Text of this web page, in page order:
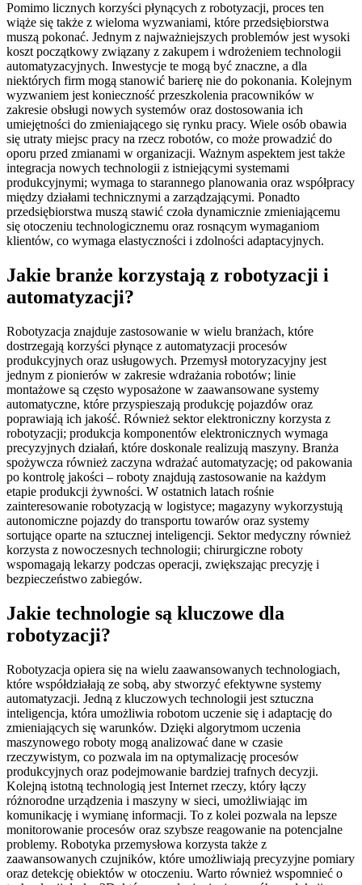
Pomimo licznych korzyści płynących z robotyzacji, proces ten
wiąże się także z wieloma wyzwaniami, które przedsiębiorstwa
muszą pokonać. Jednym z najważniejszych problemów jest wysoki
koszt początkowy związany z zakupem i wdrożeniem technologii
automatyzacyjnych. Inwestycje te mogą być znaczne, a dla
niektórych firm mogą stanowić barierę nie do pokonania. Kolejnym
wyzwaniem jest konieczność przeszkolenia pracowników w
zakresie obsługi nowych systemów oraz dostosowania ich
umiejętności do zmieniającego się rynku pracy. Wiele osób obawia
się utraty miejsc pracy na rzecz robotów, co może prowadzić do
oporu przed zmianami w organizacji. Ważnym aspektem jest także
integracja nowych technologii z istniejącymi systemami
produkcyjnymi; wymaga to starannego planowania oraz współpracy
między działami technicznymi a zarządzającymi. Ponadto
przedsiębiorstwa muszą stawić czoła dynamicznie zmieniającemu
się otoczeniu technologicznemu oraz rosnącym wymaganiom
klientów, co wymaga elastyczności i zdolności adaptacyjnych.
Jakie branże korzystają z robotyzacji i
automatyzacji?
Robotyzacja znajduje zastosowanie w wielu branżach, które
dostrzegają korzyści płynące z automatyzacji procesów
produkcyjnych oraz usługowych. Przemysł motoryzacyjny jest
jednym z pionierów w zakresie wdrażania robotów; linie
montażowe są często wyposażone w zaawansowane systemy
automatyczne, które przyspieszają produkcję pojazdów oraz
poprawiają ich jakość. Również sektor elektroniczny korzysta z
robotyzacji; produkcja komponentów elektronicznych wymaga
precyzyjnych działań, które doskonale realizują maszyny. Branża
spożywcza również zaczyna wdrażać automatyzację; od pakowania
po kontrolę jakości – roboty znajdują zastosowanie na każdym
etapie produkcji żywności. W ostatnich latach rośnie
zainteresowanie robotyzacją w logistyce; magazyny wykorzystują
autonomiczne pojazdy do transportu towarów oraz systemy
sortujące oparte na sztucznej inteligencji. Sektor medyczny również
korzysta z nowoczesnych technologii; chirurgiczne roboty
wspomagają lekarzy podczas operacji, zwiększając precyzję i
bezpieczeństwo zabiegów.
Jakie technologie są kluczowe dla
robotyzacji?
Robotyzacja opiera się na wielu zaawansowanych technologiach,
które współdziałają ze sobą, aby stworzyć efektywne systemy
automatyzacji. Jedną z kluczowych technologii jest sztuczna
inteligencja, która umożliwia robotom uczenie się i adaptację do
zmieniających się warunków. Dzięki algorytmom uczenia
maszynowego roboty mogą analizować dane w czasie
rzeczywistym, co pozwala im na optymalizację procesów
produkcyjnych oraz podejmowanie bardziej trafnych decyzji.
Kolejną istotną technologią jest Internet rzeczy, który łączy
różnorodne urządzenia i maszyny w sieci, umożliwiając im
komunikację i wymianę informacji. To z kolei pozwala na lepsze
monitorowanie procesów oraz szybsze reagowanie na potencjalne
problemy. Robotyka przemysłowa korzysta także z
zaawansowanych czujników, które umożliwiają precyzyjne pomiary
oraz detekcję obiektów w otoczeniu. Warto również wspomnieć o